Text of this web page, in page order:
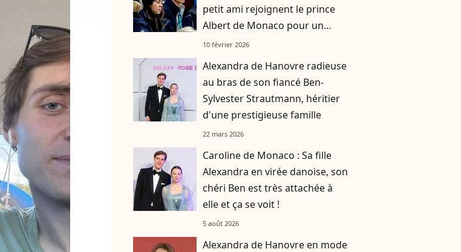
petit ami rejoignent le prince
Albert de Monaco pour un
événement sportif de grande
10 février 2026
Alexandra de Hanovre radieuse
au bras de son fiancé Ben-
Sylvester Strautmann, héritier
d'une prestigieuse famille
22 mars 2026
Caroline de Monaco : Sa fille
Alexandra en virée danoise, son
chéri Ben est très attachée à
elle et ça se voit !
5 août 2026
Alexandra de Hanovre en mode